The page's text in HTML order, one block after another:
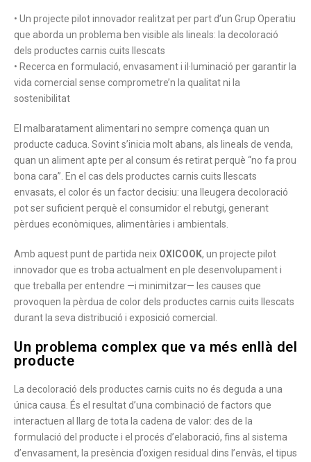
• Un projecte pilot innovador realitzat per part d’un Grup Operatiu
que aborda un problema ben visible als lineals: la decoloració
dels productes carnis cuits llescats
• Recerca en formulació, envasament i il·luminació per garantir la
vida comercial sense comprometre’n la qualitat ni la
sostenibilitat
El malbaratament alimentari no sempre comença quan un
producte caduca. Sovint s’inicia molt abans, als lineals de venda,
quan un aliment apte per al consum és retirat perquè “no fa prou
bona cara”. En el cas dels productes carnis cuits llescats
envasats, el color és un factor decisiu: una lleugera decoloració
pot ser suficient perquè el consumidor el rebutgi, generant
pèrdues econòmiques, alimentàries i ambientals.
Amb aquest punt de partida neix OXICOOK, un projecte pilot
innovador que es troba actualment en ple desenvolupament i
que treballa per entendre —i minimitzar— les causes que
provoquen la pèrdua de color dels productes carnis cuits llescats
durant la seva distribució i exposició comercial.
Un problema complex que va més enllà del
producte
La decoloració dels productes carnis cuits no és deguda a una
única causa. És el resultat d’una combinació de factors que
interactuen al llarg de tota la cadena de valor: des de la
formulació del producte i el procés d’elaboració, fins al sistema
d’envasament, la presència d’oxigen residual dins l’envàs, el tipus